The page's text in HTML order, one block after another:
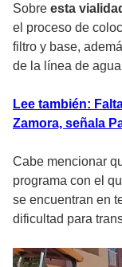
Sobre esta
el proceso de
filtro y base,
de la línea de
Lee también:
Zamora, señala
Cabe mencionar
programa con el
se encuentran en
dificultad para